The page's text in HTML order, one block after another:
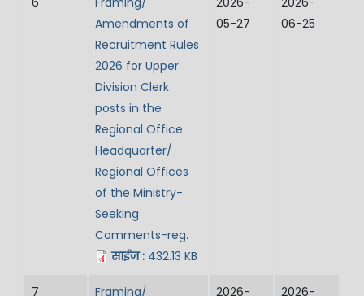
Amendments of
Recruitment Rules
2026 for Upper
Division Clerk
posts in the
Regional Office
Headquarter/
Regional Offices
of the Ministry-
Seeking
Comments-reg.
साईज :432.13 KB
05-27
06-25
7 Framing/ 2026- 2026-